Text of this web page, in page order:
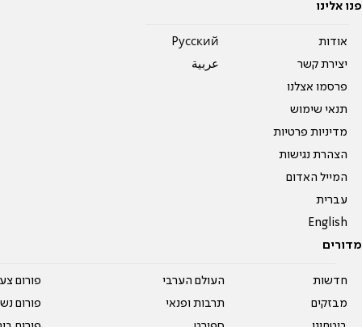
פנו אלינו
אודות
יצירת קשר
פרסמו אצלנו
תנאי שימוש
מדיניות פרטיות
הצהרת נגישות
המייל האדום
עברית
English
Pусский
عربية
מדורים
חדשות
מבזקים
העולם הערבי
תרבות ופנאי
פורום
פורום